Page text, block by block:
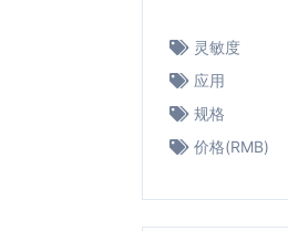
灵敏度
应用
规格
价格(RMB)